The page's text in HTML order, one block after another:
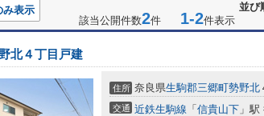
並び
み表示
該当公開件数2件 1-2件表示
北４丁目戸建
住所 奈良県生駒郡三郷町勢野北
交通 近鉄生駒線 「 信貴山下 」